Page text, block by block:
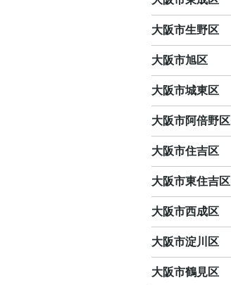
大阪市生野区
大阪市旭区
大阪市城東区
大阪市阿倍野区
大阪市住吉区
大阪市東住吉区
大阪市西成区
大阪市淀川区
大阪市鶴見区